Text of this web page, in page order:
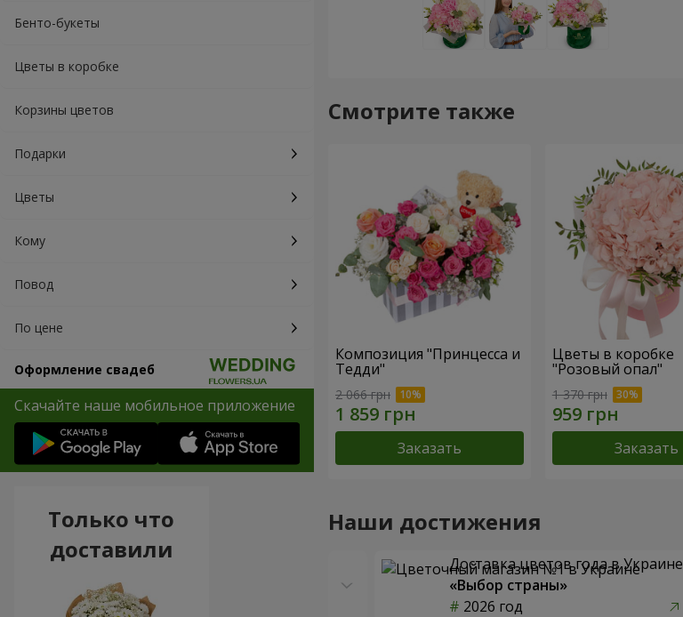
Бенто-букеты
Цветы в коробке
Корзины цветов
Подарки
Цветы
Кому
Повод
По цене
Оформление свадеб
Скачайте наше мобильное приложение
Смотрите также
Композиция "Принцесса и
Тедди"
2 066 грн
Заказать
Цветы в коробке
"Розовый опал"
1 370 грн
Заказать
Наши достижения
Доставка цветов года в Украине
«Выбор страны»
2026 год
Только что
доставили